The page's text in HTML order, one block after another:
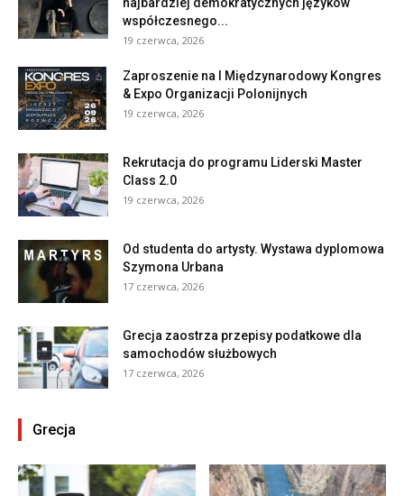
najbardziej demokratycznych języków
współczesnego...
19 czerwca, 2026
Zaproszenie na I Międzynarodowy Kongres
& Expo Organizacji Polonijnych
19 czerwca, 2026
Rekrutacja do programu Liderski Master
Class 2.0
19 czerwca, 2026
Od studenta do artysty. Wystawa dyplomowa
Szymona Urbana
17 czerwca, 2026
Grecja zaostrza przepisy podatkowe dla
samochodów służbowych
17 czerwca, 2026
Grecja